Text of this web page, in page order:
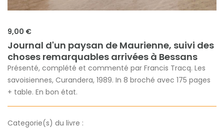
9,00 €
Journal d'un paysan de Maurienne, suivi des
choses remarquables arrivées à Bessans
Présenté, complété et commenté par Francis Tracq. Les
savoisiennes, Curandera, 1989. In 8 broché avec 175 pages
+ table. En bon état.
Categorie(s) du livre :